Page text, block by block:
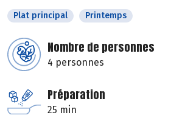
Plat principal Printemps
Nombre de personnes
4 personnes
Préparation
25 min